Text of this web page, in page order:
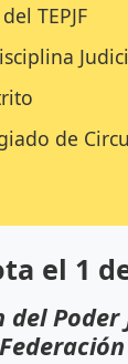
TEPJF
de
el 1
del